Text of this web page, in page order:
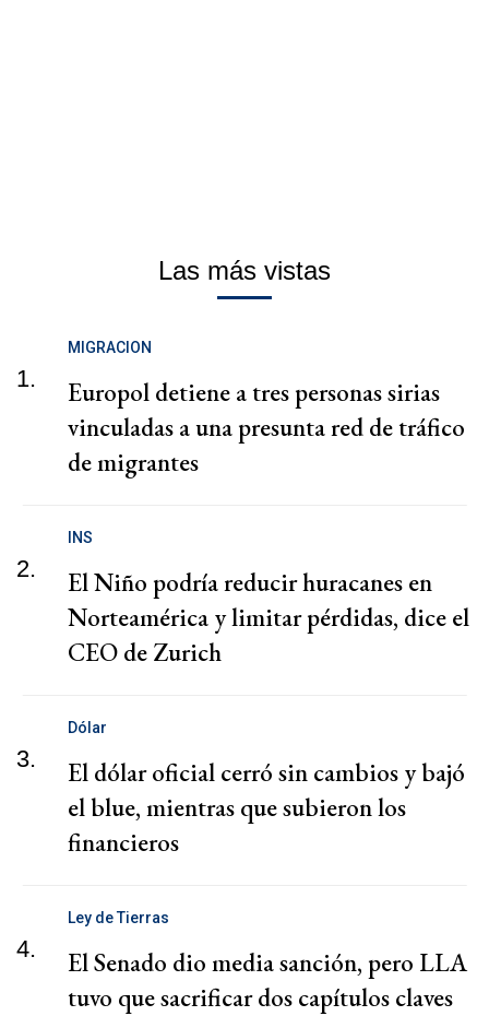
Las más vistas
1.
MIGRACION
Europol detiene a tres personas sirias
vinculadas a una presunta red de tráfico
de migrantes
2.
INS
El Niño podría reducir huracanes en
Norteamérica y limitar pérdidas, dice el
CEO de Zurich
3.
Dólar
El dólar oficial cerró sin cambios y bajó
el blue, mientras que subieron los
financieros
4.
Ley de Tierras
El Senado dio media sanción, pero LLA
tuvo que sacrificar dos capítulos claves